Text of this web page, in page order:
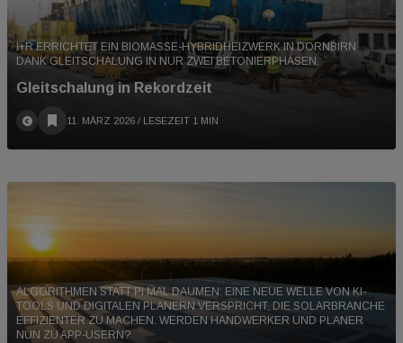
I+R ERRICHTET EIN BIOMASSE-HYBRIDHEIZWERK IN DORNBIRN
DANK GLEITSCHALUNG IN NUR ZWEI BETONIERPHASEN.
Gleitschalung in Rekordzeit
11. MÄRZ 2026 / LESEZEIT 1 MIN
ALGORITHMEN STATT PI MAL DAUMEN: EINE NEUE WELLE VON KI-
TOOLS UND DIGITALEN PLANERN VERSPRICHT, DIE SOLARBRANCHE
EFFIZIENTER ZU MACHEN. WERDEN HANDWERKER UND PLANER
NUN ZU APP-USERN?